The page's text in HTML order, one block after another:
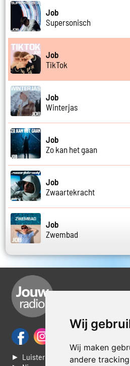
Wij
Wij maken
andere
Job
Supersonisch
Job
TikTok
Job
Winterjas
Job
Zo kan het gaan
Job
Zwaartekracht
Job
Zwembad
► Luisteren naar Jouwradio